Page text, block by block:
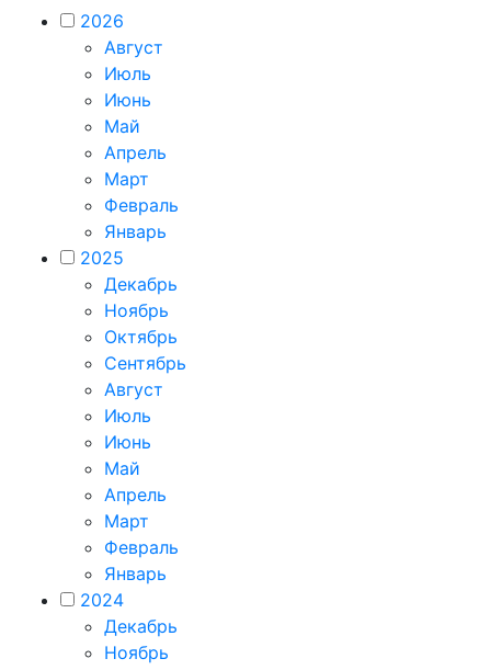
2026
Август
Июль
Июнь
Май
Апрель
Март
Февраль
Январь
2025
Декабрь
Ноябрь
Октябрь
Сентябрь
Август
Июль
Июнь
Май
Апрель
Март
Февраль
Январь
2024
Декабрь
Ноябрь